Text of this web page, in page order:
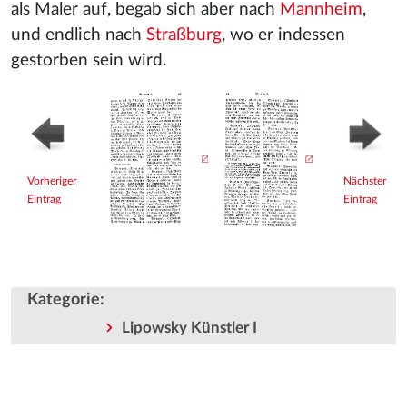
als Maler auf, begab sich aber nach Mannheim,
und endlich nach Straßburg, wo er indessen
gestorben sein wird.
Vorheriger
Eintrag
Nächster
Eintrag
Kategorie:
Lipowsky Künstler I